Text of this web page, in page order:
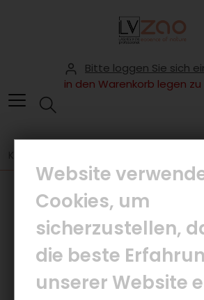
Bitte loggen Sie sich
in den Warenkorb legen zu
Website
Cookies, um
sicherzustellen,
die beste
unserer Website